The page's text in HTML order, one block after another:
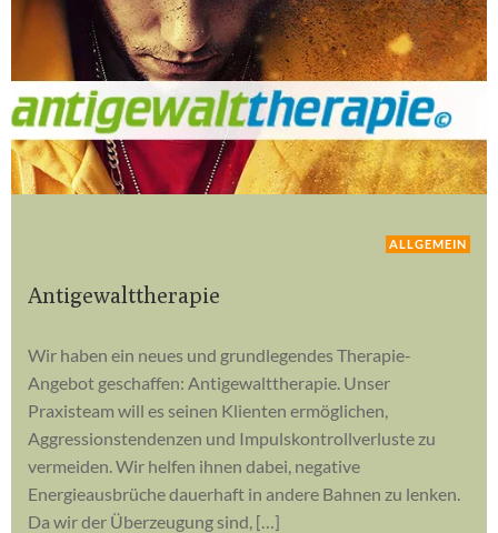
ALLGEMEIN
Antigewalttherapie
Wir haben ein neues und grundlegendes Therapie-
Angebot geschaffen: Antigewalttherapie. Unser
Praxisteam will es seinen Klienten ermöglichen,
Aggressionstendenzen und Impulskontrollverluste zu
vermeiden. Wir helfen ihnen dabei, negative
Energieausbrüche dauerhaft in andere Bahnen zu lenken.
Da wir der Überzeugung sind, […]